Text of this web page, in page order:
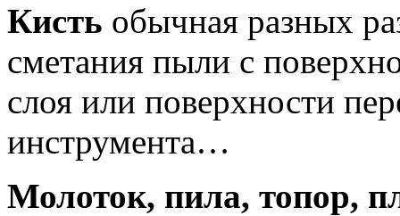
Кисть обычная разных
сметания пыли с
слоя или поверхности
инструмента…
Молоток, пила, топор,